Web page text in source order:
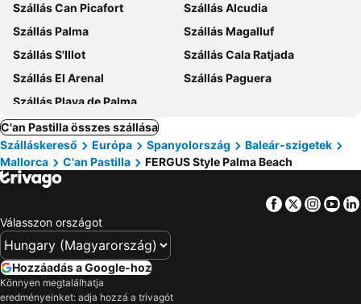
Szállás Can Picafort
Szállás Alcudia
Szállás Palma
Szállás Magalluf
Szállás S'Illot
Szállás Cala Ratjada
Szállás El Arenal
Szállás Paguera
Szállás Playa de Palma
C'an Pastilla összes szállása
Szálláskereső
Európa Spanyolország
Baleár-szigetek
Mallorca
C'an Pastilla FERGUS Style Palma Beach
Facebook
Twitter
Válasszon országot
Hozzáadás a Google-hoz
Könnyen megtalálhatja
eredményeinket: adja hozzá a trivagót